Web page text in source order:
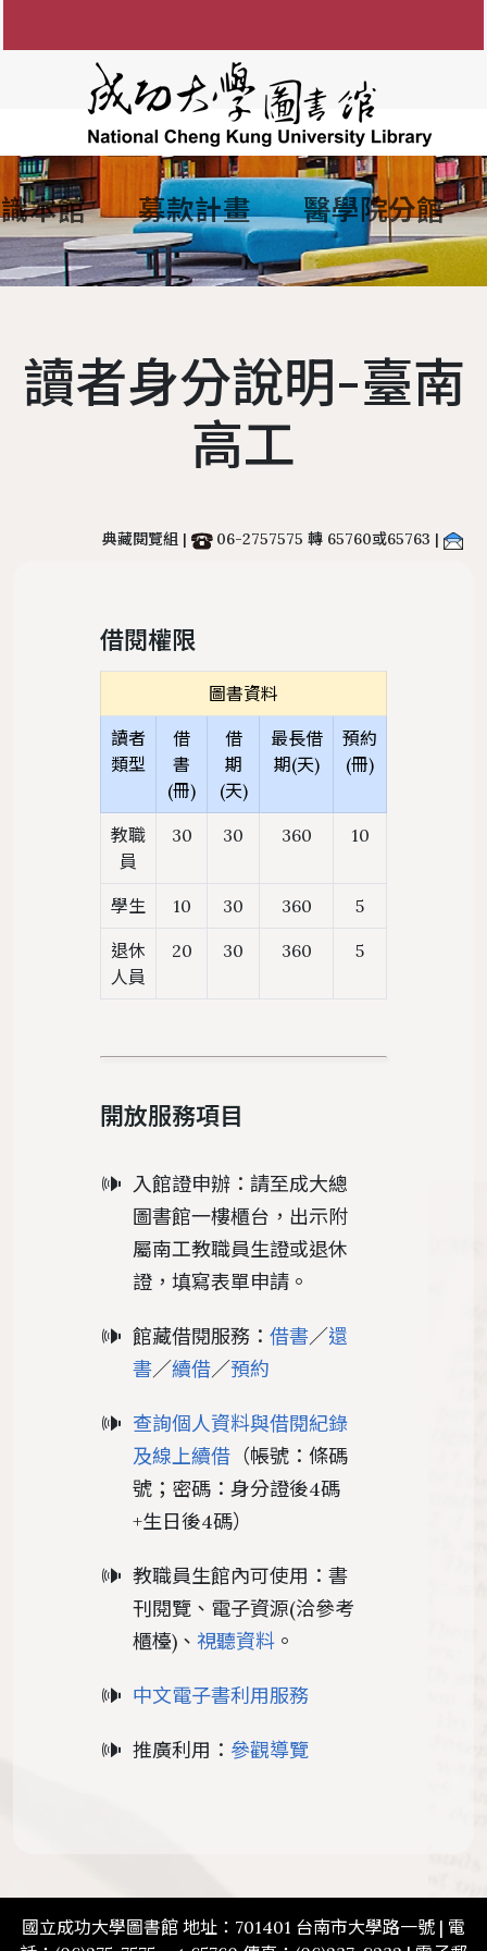
本館 募款計畫 醫學院分館
館藏目錄
新書通報
綠色大學
電子
博碩士論
成功大
外文期刊館藏清單
報紙館藏清單
年度訂購期刊清單
電子資源服務
圖書服務
使用服務
教授指定參考用書
館藏分類統計查詢
RapidILL西文文獻快遞服務
跨館圖書互借
國科會期刊資源研究支援服務
中研院統計文獻服務
參考諮詢服務
防範掠奪性出版陷阱
館藏資源利用
學術影響力&研究者
個人學術檔案
FAQ
讀者留言板
書香享閱卡
服務滿意度調查
遺失物品
遵守智慧財產權宣導
PWA操作說明
讀者意
圖書館館徽
歷任館長
圖書委員會
組織架構
各組業務
工作人員
樓層簡介
避難逃生路線圖
圖書館館刊
圖書館行事曆
讀者身分說明-臺南
高工
典藏閱覽組 | 06-2757575 轉 65760或65763 |
借閱權限
圖書資料
讀者
類型
借
書
(冊)
借
期
(天)
最長借
期(天)
預約
(冊)
教職
員
30 30 360 10
學生 10 30 360 5
退休
人員
20 30 360 5
開放服務項目
入館證申辦：請至成大總
圖書館一樓櫃台，出示附
屬南工教職員生證或退休
證，填寫表單申請。
館藏借閱服務： 借書／還
書／續借／預約
查詢個人資料與借閱紀錄
及線上續借 （帳號：條碼
號；密碼：身分證後4碼
+生日後4碼）
教職員生館內可使用：書
刊閱覽、電子資源(洽參考
櫃檯)、 視聽資料 。
中文電子書利用服務
推廣利用： 參觀導覽
國立成功大學圖書館 地址：701401 台南市大學路一號 | 電